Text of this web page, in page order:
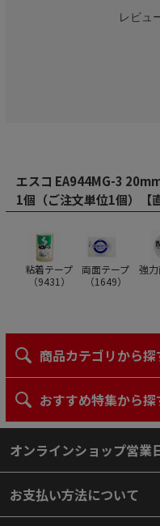
レビュ
エスコ EA944MG-3
1個（ご注文単位1個）【
粘着テープ
（9431）
両面テープ
（1649）
強
商品カテゴリから探
おすすめ特集から探
オンラインショップ営業
お支払い方法について